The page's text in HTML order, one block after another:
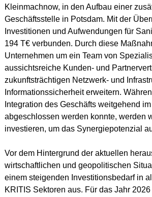
Kleinmachnow, in den Aufbau einer
Geschäftsstelle in Potsdam. Mit der
Investitionen und Aufwendungen für
194 T€ verbunden. Durch diese
Unternehmen um ein Team von
aussichtsreiche Kunden- und
zukunftsträchtigen Netzwerk- und
Informationssicherheit erweitern.
Integration des Geschäfts weitgehend
abgeschlossen werden konnte, werden
investieren, um das Synergiepotenzial
Vor dem Hintergrund der aktuellen
wirtschaftlichen und geopolitischen
einem steigenden Investitionsbedarf in
KRITIS Sektoren aus. Für das Jahr